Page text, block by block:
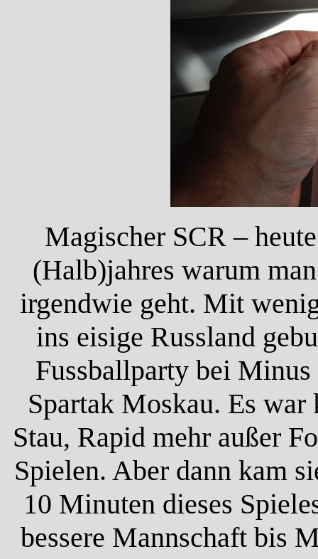
Magischer SCR –
(Halb)jahres warum
irgendwie geht. Mit
ins eisige Russland
Fussballparty bei
Spartak Moskau. Es
Stau, Rapid mehr außer
Spielen. Aber dann kam
10 Minuten dieses
bessere Mannschaft bis